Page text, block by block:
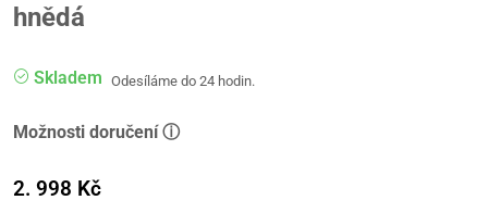
hnědá
Skladem Odesíláme do 24 hodin.
Možnosti doručení ⓘ
2. 998 Kč